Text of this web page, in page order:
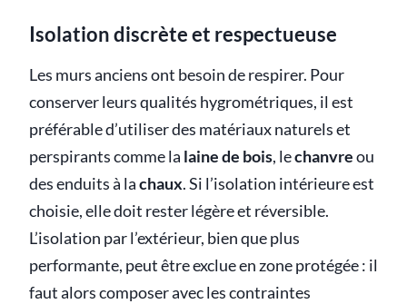
Isolation discrète et respectueuse
Les murs anciens ont besoin de respirer. Pour
conserver leurs qualités hygrométriques, il est
préférable d’utiliser des matériaux naturels et
perspirants comme la laine de bois, lechanvreou
des enduits à lachaux. Si l’isolation intérieure est
choisie, elle doit rester légère et réversible.
L’isolation par l’extérieur, bien que plus
performante, peut être exclue en zone protégée : il
faut alors composer avec les contraintes